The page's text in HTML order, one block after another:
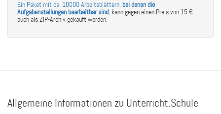
Ein Paket mit ca. 10000 Arbeitsblättern, bei denen die
Aufgabenstellungen bearbeitbar sind, kann gegen einen Preis von 15 €
auch als ZIP-Archiv gekauft werden.
Allgemeine Informationen zu Unterricht.Schule